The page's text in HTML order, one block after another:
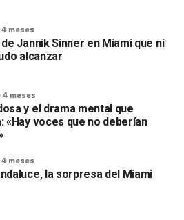
4 meses
Jannik Sinner en Miami que ni
alcanzar
4 meses
y el drama mental que
«Hay voces que no deberían
4 meses
la sorpresa del Miami